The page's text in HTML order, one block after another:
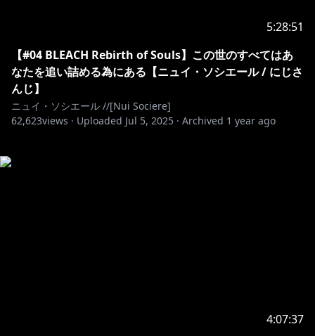
5:28:51
【#04 BLEACH Rebirth of Souls】この世のすべてはあ
なたを追い詰める為にある【ニュイ・ソシエール / にじさ
んじ】
ニュイ・ソシエール //[Nui Sociere]
62,623views · Uploaded Jul 5, 2025 · Archived 1 year ago
4:07:37